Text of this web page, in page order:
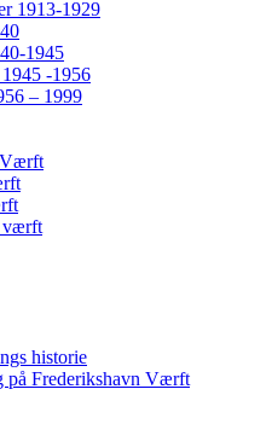
1913-1929
1945
-1956
– 1999
Værft
værft
historie
på Frederikshavn Værft